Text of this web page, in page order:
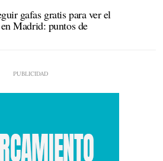
gafas gratis para ver el
Madrid: puntos de